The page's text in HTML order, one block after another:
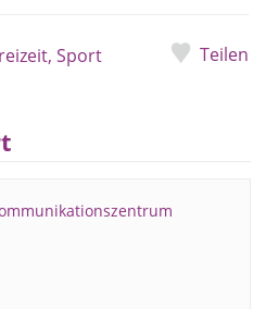
Sport Teilen